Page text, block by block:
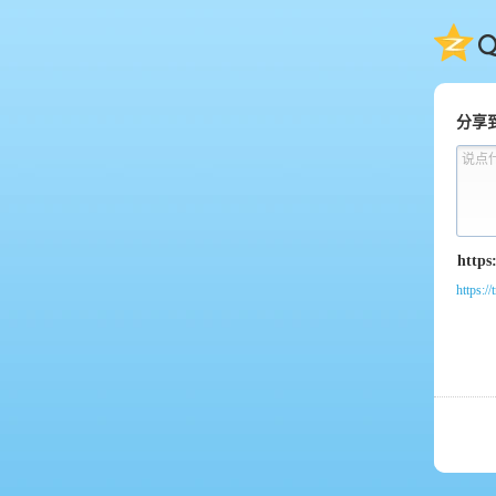
QQ
分享
说点
https://